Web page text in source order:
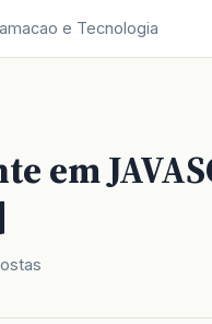
e Tecnologia
em